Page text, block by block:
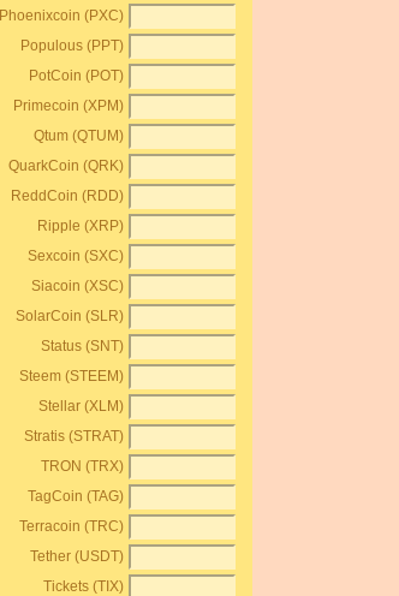
Phoenixcoin (PXC)
Populous (PPT)
PotCoin (POT)
Primecoin (XPM)
Qtum (QTUM)
QuarkCoin (QRK)
ReddCoin (RDD)
Ripple (XRP)
Sexcoin (SXC)
Siacoin (XSC)
SolarCoin (SLR)
Status (SNT)
Steem (STEEM)
Stellar (XLM)
Stratis (STRAT)
TRON (TRX)
TagCoin (TAG)
Terracoin (TRC)
Tether (USDT)
Tickets (TIX)